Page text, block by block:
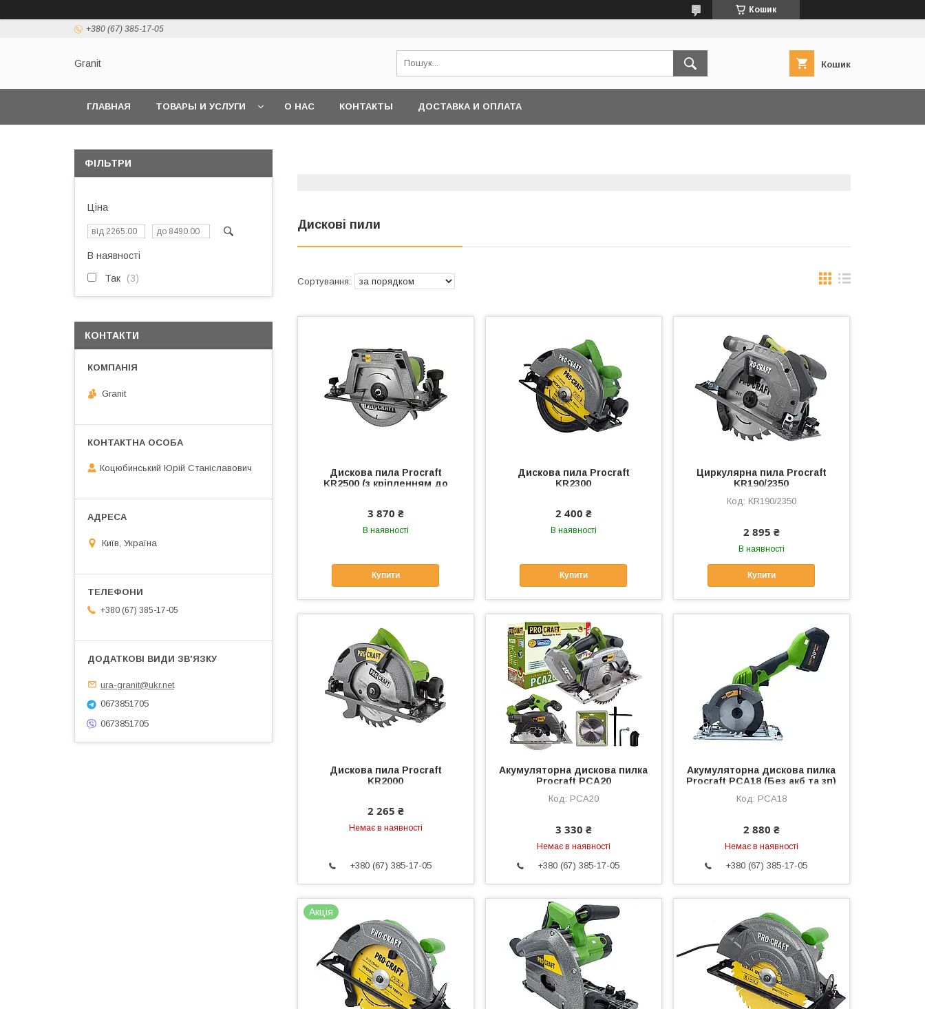
Кошик
+380 (67) 385-17-05
Granit Кошик
ГЛАВНАЯ ТОВАРЫ И УСЛУГИ О НАС КОНТАКТЫ ДОСТАВКА И ОПЛАТА
Дискові пили
Дискова пила Procraft
KR2500 (з кріпленням до
3 870 ₴
В наявності
Купити
Дискова пила Procraft
KR2300
2 400 ₴
В наявності
Купити
Циркулярна пила Procraft
KR190/2350
KR190/2350
2 895 ₴
В наявності
Купити
Дискова пила Procraft
KR2000
2 265 ₴
Немає в наявності
+380 (67) 385-17-05
Акумуляторна дискова пилка
Procraft PCA20
PCA20
3 330 ₴
Немає в наявності
+380 (67) 385-17-05
Акумуляторна дискова пилка
Procraft PCA18 (Без акб та зп)
PCA18
2 880 ₴
Немає в наявності
+380 (67) 385-17-05
Акція
ФІЛЬТРИ
Ціна
В наявності
Так 3
КОНТАКТИ
Granit
Коцюбинський Юрій Станіславович
Київ, Україна
+380 (67) 385-17-05
ura-granit@ukr.net
0673851705
0673851705